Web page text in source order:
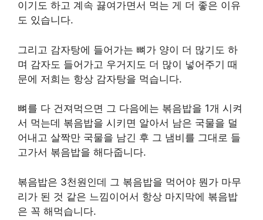
이기도 하고 계속 끓여가면서 먹는 게 더 좋은 이유
도 있습니다.
그리고 감자탕에 들어가는 뼈가 양이 더 많기도 하
며 감자도 들어가고 우거지도 더 많이 넣어주기 때
문에 저희는 항상 감자탕을 먹습니다.
뼈를 다 건져먹으면 그 다음에는 볶음밥을 1개 시켜
서 먹는데 볶음밥을 시키면 알아서 남은 국물을 덜
어내고 살짝만 국물을 남긴 후 그 냄비를 그대로 들
고가서 볶음밥을 해다줍니다.
볶음밥은 3천원인데 그 볶음밥을 먹어야 뭔가 마무
리가 된 것 같은 느낌이어서 항상 마지막에 볶음밥
은 꼭 해먹습니다.